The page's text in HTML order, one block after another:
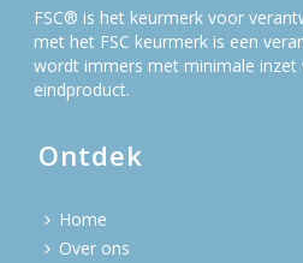
FSC® is het keurmerk voor
met het FSC keurmerk is een
wordt immers met minimale
eindproduct.
Ontdek
Home
Over ons